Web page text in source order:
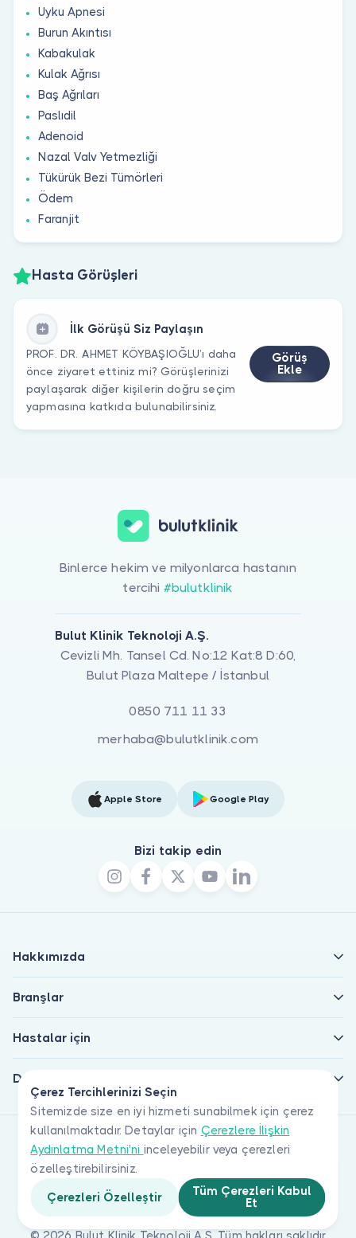
Uyku Apnesi
Burun Akıntısı
Kabakulak
Kulak Ağrısı
Baş Ağrıları
Paslıdil
Adenoid
Nazal Valv Yetmezliği
Tükürük Bezi Tümörleri
Ödem
Faranjit
Hasta Görüşleri
İlk Görüşü Siz Paylaşın
PROF. DR. AHMET KÖYBAŞIOĞLU’ı daha
önce ziyaret ettiniz mi? Görüşlerinizi
paylaşarak diğer kişilerin doğru seçim
yapmasına katkıda bulunabilirsiniz.
Görüş
Ekle
Çerez Tercihlerinizi Seçin
Sitemizde size en iyi hizmeti sunabilmek için çerez
kullanılmaktadır. Detaylar için Çerezlere İlişkin
Aydınlatma Metni'ni inceleyebilir veya çerezleri
özelleştirebilirsiniz.
Çerezleri Özelleştir
Tüm Çerezleri Kabul
Et
Binlerce hekim ve milyonlarca hastanın
tercihi #bulutklinik
Bulut Klinik Teknoloji A.Ş.
Cevizli Mh. Tansel Cd. No:12 Kat:8 D:60,
Bulut Plaza Maltepe / İstanbul
0850 711 11 33
merhaba@bulutklinik.com
Apple Store Google Play
Bizi takip edin
Hakkımızda
Branşlar
Hastalar için
Doktorlar için